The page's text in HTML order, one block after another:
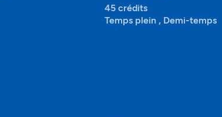
45 crédits
Temps plein , Demi-temps